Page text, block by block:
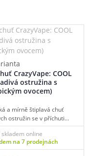
CrazyVape: COOL
ostružina s
ovocem)
a mírně štiplavá chuť
ostružin se v příchuti
jemně prolíná s tóny
ovocné směsi. Vše
v závěru umocní trocha
skladem online
na 7 prodejnách